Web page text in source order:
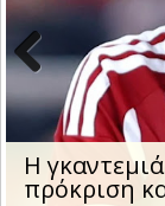
Η
πρόκριση
us